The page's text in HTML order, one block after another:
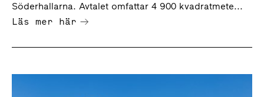
Söderhallarna. Avtalet omfattar 4 900 kvadratmete...
Läs mer här